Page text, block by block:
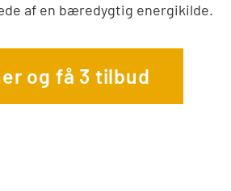
af en bæredygtig energikilde.
og få 3 tilbud